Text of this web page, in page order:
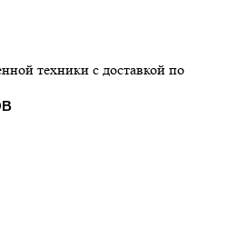
техники с доставкой по